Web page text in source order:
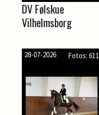
DV Følskue
Vilhelmsborg
28-07-2026 Fotos: 611